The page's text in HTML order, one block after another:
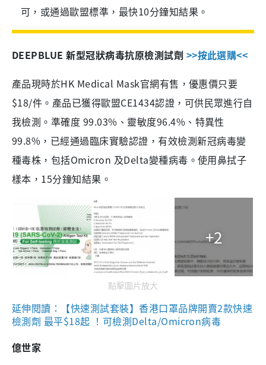
可，或通過歐盟標準，最快10分鐘知結果。
DEEPBLUE 新型冠狀病毒抗原檢測試劑 >>按此選購<<
產品現時於HK Medical Mask官網有售，優惠價只要
$18/件。產品已獲得歐盟CE1434認證，可供民眾進行自
我檢測。準確度 99.03%、靈敏度96.4%、特異性
99.8%，已經通過臨床實驗認證，有效檢測新冠病毒變
種毒株，包括Omicron 及Delta變種病毒。使用鼻拭子
樣本，15分鐘知結果。
+2
點擊圖片放大
延伸閱讀：【快速測試套裝】香港口罩品牌開賣2款快速
檢測劑 最平$18起 ！可檢測Delta/Omicron病毒
億世家